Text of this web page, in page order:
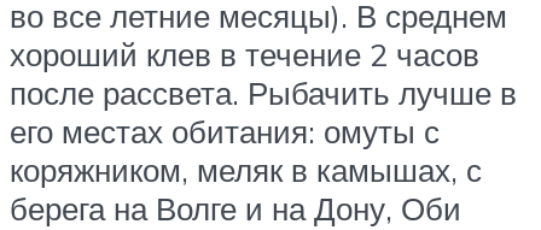
во все летние месяцы). В среднем
хороший клев в течение 2 часов
после рассвета. Рыбачить лучше в
его местах обитания: омуты с
коряжником, меляк в камышах, с
берега на Волге и на Дону, Оби